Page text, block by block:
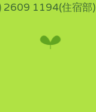
2609 1194(住宿部)